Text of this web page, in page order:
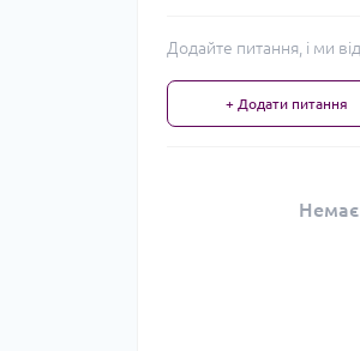
Додайте питання, і ми
+ Додати питання
Немає